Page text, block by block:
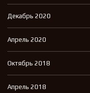
Декабрь 2020
Апрель 2020
Октябрь 2018
Апрель 2018